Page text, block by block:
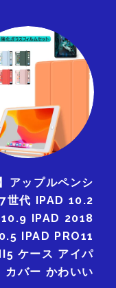
アップルペンシ
世代 IPAD 10.2
IPAD 2018
IPAD PRO11
ケース アイパ
バー かわいい